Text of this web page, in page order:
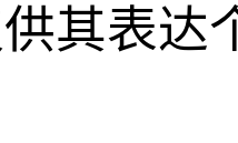
其表达